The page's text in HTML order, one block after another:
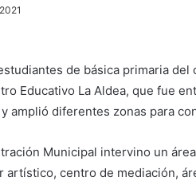
de básica primaria
Educativo La Aldea, que fue
amplió diferentes zonas para
Municipal intervino un
artístico, centro de mediación,